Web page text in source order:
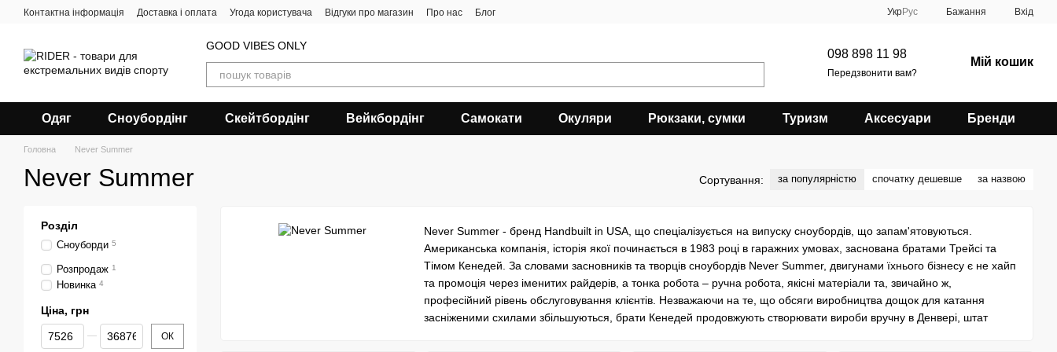
Перейти до основного контенту
Контактна інформація Доставка і оплата Угода користувача Відгуки про магазин Про нас Блог УкрРус Бажання Вхід
GOOD VIBES ONLY
098 898 11 98
Передзвонити вам?
Мій кошик
Одяг Сноубордiнг Скейтбордінг Вейкбордінг Самокати Окуляри Рюкзаки, сумки Туризм Аксесуари Бренди
Головна Never Summer
Never Summer Сортування: за популярністю спочатку дешевше за назвою
Never Summer - бренд Handbuilt in USA, що спеціалізується на випуску сноубордів, що запам'ятовуються.
Американська компанія, історія якої починається в 1983 році в гаражних умовах, заснована братами Трейсі та
Тімом Кенедей. За словами засновників та творців сноубордів Never Summer, двигунами їхнього бізнесу є не хайп
та промоція через іменитих райдерів, а тонка робота – ручна робота, якісні матеріали та, звичайно ж,
професійний рівень обслуговування клієнтів. Незважаючи на те, що обсяги виробництва дощок для катання
засніженими схилами збільшуються, брати Кенедей продовжують створювати вироби вручну в Денвері, штат
Розділ
Сноуборди 5
Розпродаж 1
Новинка 4
Ціна, грн
Від Ціна, грн
До Ціна, грн ОК